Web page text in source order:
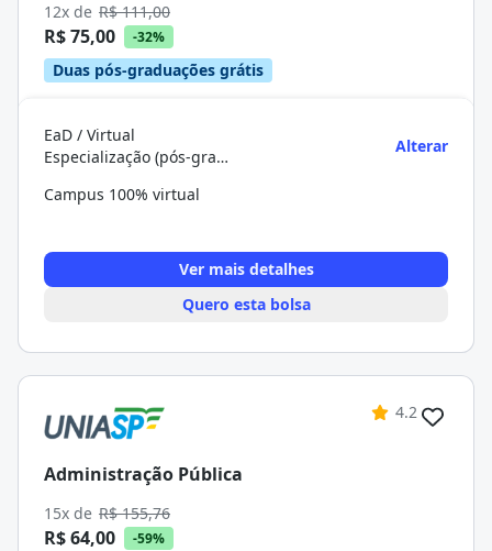
12x de R$ 111,00
R$ 75,00 -32%
Duas pós-graduações grátis
EaD / Virtual
Especialização (pós-graduação)
Alterar
Campus 100% virtual
Ver mais detalhes
Quero esta bolsa
4.2
Administração Pública
15x de R$ 155,76
R$ 64,00 -59%